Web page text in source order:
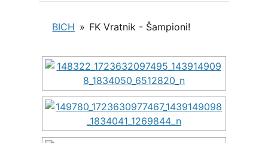
BICH » FK Vratnik - Šampioni!